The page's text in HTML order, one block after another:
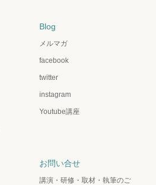
Blog
メルマガ
facebook
twitter
instagram
Youtube講座
お問い合せ
講演・研修・取材・執筆のご